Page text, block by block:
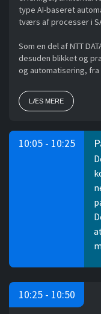
type AI-baseret
tværs af processer i
Som en del af NTT
desuden blikket og
og automatisering,
LÆS MERE
10:05 - 10:25
10:25 - 10:50